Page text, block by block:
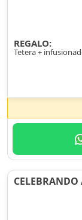
REGALO:
Tetera +